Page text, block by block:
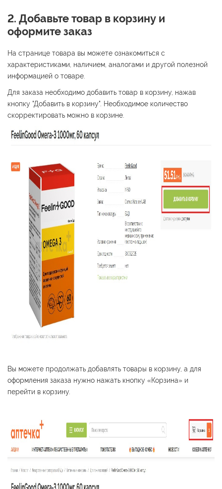
2. Добавьте товар в корзину и
оформите заказ
На странице товара вы можете ознакомиться с
характеристиками, наличием, аналогами и другой полезной
информацией о товаре.
Для заказа необходимо добавить товар в корзину, нажав
кнопку "Добавить в корзину". Необходимое количество
скорректировать можно в корзине.
Вы можете продолжать добавлять товары в корзину, а для
оформления заказа нужно нажать кнопку «Корзина» и
перейти в корзину.